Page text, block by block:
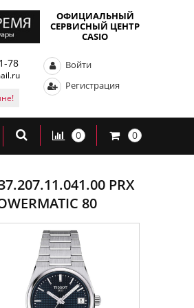
ОФИЦИАЛЬНЫЙ
СЕРВИСНЫЙ ЦЕНТР
CASIO
78
Войти
Регистрация
0 0
PRX
80